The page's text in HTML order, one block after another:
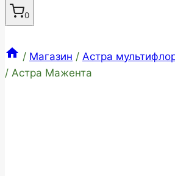
0
/ Магазин / Астра
/ Астра Мажента